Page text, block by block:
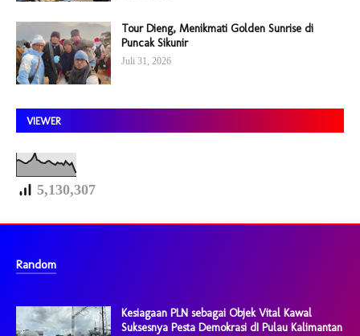
Tour Dieng, Menikmati Golden Sunrise di
Puncak Sikunir
Juli 31, 2026
VIEWER
5,130,307
Random
Kesiagaan PLN sebagai Objek Vital Kawal
Suksesnya Pesta Demokrasi dI Pulau Kalimantan